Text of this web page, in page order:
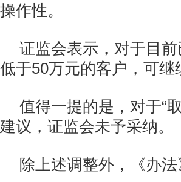
操作性。
证监会表示，对于目
低于50万元的客户，可
值得一提的是，对于“
建议，证监会未予采纳。
除上述调整外，《办